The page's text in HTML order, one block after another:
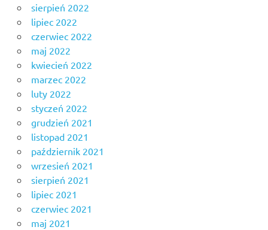
sierpień 2022
lipiec 2022
czerwiec 2022
maj 2022
kwiecień 2022
marzec 2022
luty 2022
styczeń 2022
grudzień 2021
listopad 2021
październik 2021
wrzesień 2021
sierpień 2021
lipiec 2021
czerwiec 2021
maj 2021